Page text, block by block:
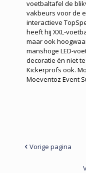
voetbaltafel de
vakbeurs voor de
interactieve
heeft hij XXL-
maar ook
manshoge LED-
decoratie én niet
Kickerprofs ook.
Moeventoz Event
Vorige pagina